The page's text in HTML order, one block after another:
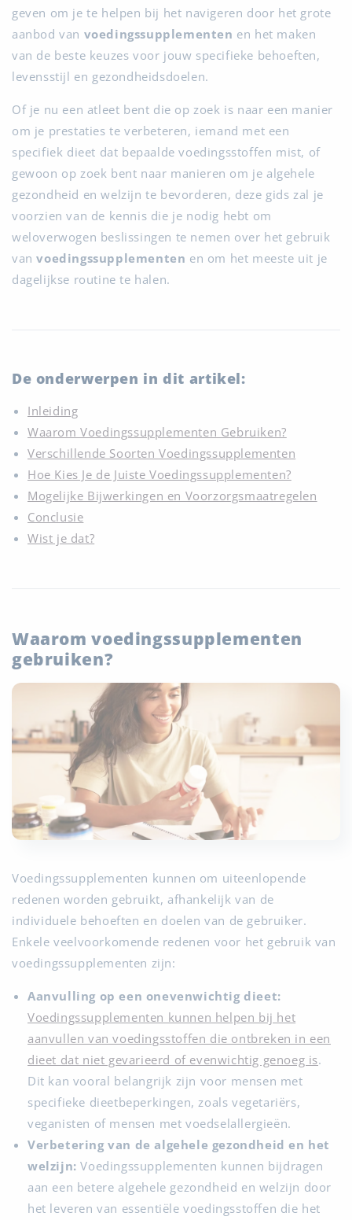
geven om je te helpen bij het navigeren door het grote
aanbod van voedingssupplementen en het maken
van de beste keuzes voor jouw specifieke behoeften,
levensstijl en gezondheidsdoelen.
Of je nu een atleet bent die op zoek is naar een manier
om je prestaties te verbeteren, iemand met een
specifiek dieet dat bepaalde voedingsstoffen mist, of
gewoon op zoek bent naar manieren om je algehele
gezondheid en welzijn te bevorderen, deze gids zal je
voorzien van de kennis die je nodig hebt om
weloverwogen beslissingen te nemen over het gebruik
vanvoedingssupplementen en om het meeste uit je
dagelijkse routine te halen.
De onderwerpen in dit artikel:
Inleiding
Waarom Voedingssupplementen Gebruiken?
Verschillende Soorten Voedingssupplementen
Hoe Kies Je de Juiste Voedingssupplementen?
Mogelijke Bijwerkingen en Voorzorgsmaatregelen
Conclusie
Wist je dat?
Waarom voedingssupplementen
gebruiken?
Voedingssupplementen kunnen om uiteenlopende
redenen worden gebruikt, afhankelijk van de
individuele behoeften en doelen van de gebruiker.
Enkele veelvoorkomende redenen voor het gebruik van
voedingssupplementen zijn:
Aanvulling op een onevenwichtig dieet:
Voedingssupplementen kunnen helpen bij het
aanvullen van voedingsstoffen die ontbreken in een
dieet dat niet gevarieerd of evenwichtig genoeg is.
Dit kan vooral belangrijk zijn voor mensen met
specifieke dieetbeperkingen, zoals vegetariërs,
veganisten of mensen met voedselallergieën.
Verbetering van de algehele gezondheid en het
welzijn: Voedingssupplementen kunnen bijdragen
aan een betere algehele gezondheid en welzijn door
het leveren van essentiële voedingsstoffen die het